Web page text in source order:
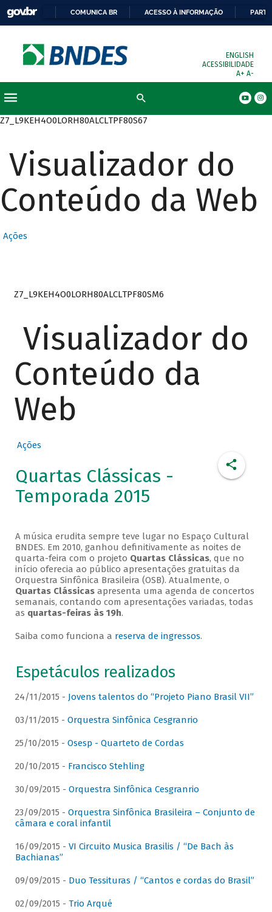
COMUNICA BR ACESSO À INFORMAÇÃO
ENGLISH
ACESSIBILIDADE
A+ A-
Z7_L9KEH4O0LORH80ALCLTPF80S67
Visualizador do
Conteúdo da Web
Ações
Z7_L9KEH4O0LORH80ALCLTPF80SM6
Visualizador do
Conteúdo da
Web
Ações
Quartas Clássicas -
Temporada 2015
A música erudita sempre teve lugar no Espaço Cultural
BNDES. Em 2010, ganhou definitivamente as noites de
quarta-feira com o projeto Quartas Clássicas, que no
início oferecia ao público apresentações gratuitas da
Orquestra Sinfônica Brasileira (OSB). Atualmente, o
Quartas Clássicasapresenta uma agenda de concertos
semanais, contando com apresentações variadas, todas
as quartas-feiras às 19h.
Saiba como funciona a reserva de ingressos.
Espetáculos realizados
24/11/2015 - Jovens talentos do “Projeto Piano Brasil VII”
03/11/2015 - Orquestra Sinfônica Cesgranrio
25/10/2015 - Osesp - Quarteto de Cordas
20/10/2015 - Francisco Stehling
30/09/2015 - Orquestra Sinfônica Cesgranrio
23/09/2015 - Orquestra Sinfônica Brasileira – Conjunto de
câmara e coral infantil
16/09/2015 - VI Circuito Musica Brasilis / “De Bach às
Bachianas”
09/09/2015 - Duo Tessituras / “Cantos e cordas do Brasil”
02/09/2015 - Trio Arqué